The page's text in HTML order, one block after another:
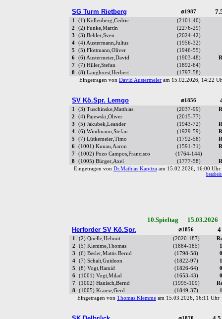
SG Turm Rietberg ⌀1987
1 (1) Kollenberg,Cedric (2101-40)
2
(2) Funke,Martin (2276-29)
3
(3) Behler,Sven (2024-42)
4
(4) Austermann,Julius (1956-32)
5
(5) Flöttmann,Oliver (1946-55)
6
(6) Austermeier,David (1903-48)
7
(7) Hiller,Stefan (1892-64)
8
(8) Langhorst,Herbert (1797-58)
Eingetragen von David Austermeier am 15.02.2026, 14:22
SV Kö.Spr. Lemgo ⌀1856
1 (3) Tuschinske,Matthias (2037-99)
2
(4) Pajewski,Oliver (2015-77)
3
(5) Jakubek,Leander (1943-72)
4
(6) Windmann,Stefan (1929-59)
5
(7) Lütkemeier,Timo (1792-58)
6
(1001) Kunau,Aaron (1591-31)
7
(1002) Pozo Campos,Francisco (1764-144)
8
(1005) Bürger,Axel (1777-58)
Eingetragen von Dr.Mathias Kapitzaam 15.02.2026, 16:00
10.Spieltag
Herforder SV Kö.Spr.
⌀1856
1 (2) Quelle,Helmut (2020-187)
2
(5) Klemme,Thomas (1884-185)
3
(6) Besler,Mattis Bernd (1798-58)
4
(7) Schalt,Guideon (1822-97)
5
(8) Vogt,Hamid (1826-64)
6
(1001) Vogt,Milad (1653-43)
7
(1002) Hanisch,Bernd (1995-109)
8
(1005) Krause,Gerd (1849-37)
Eingetragen von Thomas Klemme am 15.03.2026, 16:11